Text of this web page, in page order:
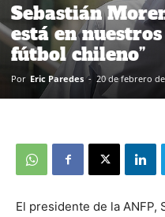
Sebastián
está en
fútbol chileno”
Por Eric Paredes - 20 de febrero
El presidente de la ANFP,